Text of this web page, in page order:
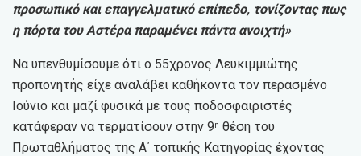
προσωπικό και επαγγελματικό επίπεδο, τονίζοντας πως
η πόρτα του Αστέρα παραμένει πάντα ανοιχτή»
Να υπενθυμίσουμε ότι ο 55χρονος Λευκιμμιώτης
προπονητής είχε αναλάβει καθήκοντα τον περασμένο
Ιούνιο και μαζί φυσικά με τους ποδοσφαιριστές
κατάφεραν να τερματίσουν στην 9η θέση του
Πρωταθλήματος της Α΄ τοπικής Κατηγορίας έχοντας